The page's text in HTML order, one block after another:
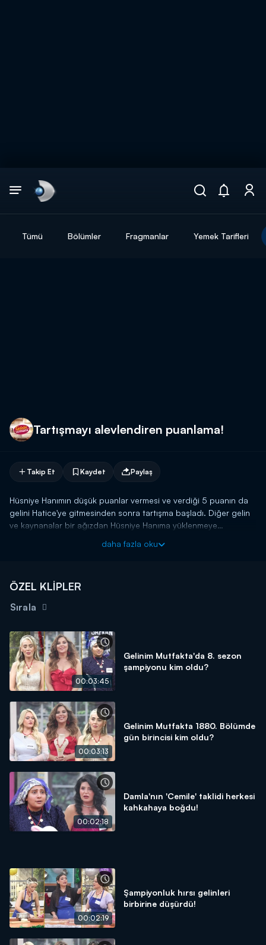
Tümü Bölümler Fragmanlar Yemek Tarifleri
Tartışmayı alevlendiren puanlama!
Takip Et Kaydet Paylaş
Hüsniye Hanımın düşük puanlar vermesi ve verdiği 5 puanın da
gelini Hatice'ye gitmesinden sonra tartışma başladı. Diğer gelin
ve kaynanalar bir ağızdan Hüsniye Hanıma yüklenmeye
daha fazla oku
ÖZEL KLİPLER
Sırala
00:03:45
Gelinim Mutfakta'da 8. sezon
şampiyonu kim oldu?
00:03:13
Gelinim Mutfakta 1880. Bölümde
gün birincisi kim oldu?
00:02:18
Damla'nın 'Cemile' taklidi herkesi
kahkahaya boğdu!
00:02:19
Şampiyonluk hırsı gelinleri
birbirine düşürdü!